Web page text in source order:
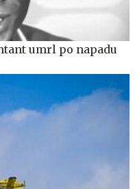
umrl po napadu